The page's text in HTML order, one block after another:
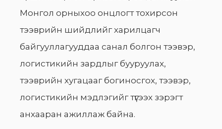
Монгол орныхоо онцлогт тохирсон
тээврийн шийдлийг харилцагч
байгууллагууддаа санал болгон тээвэр,
логистикийн зардлыг бууруулах,
тээврийн хугацааг богиносгох, тээвэр,
логистикийн мэдлэгийг түгээх зэрэгт
анхааран ажиллаж байна.